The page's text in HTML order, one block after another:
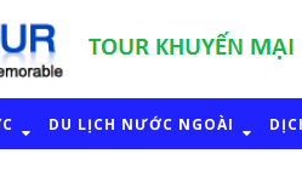
DU LỊCH NƯỚC NGOÀI